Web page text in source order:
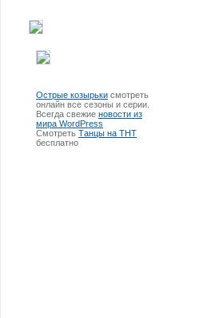
Острые козырьки смотреть
онлайн все сезоны и серии.
Всегда свежие новости из
мира WordPress
Смотреть Танцы на ТНТ
бесплатно